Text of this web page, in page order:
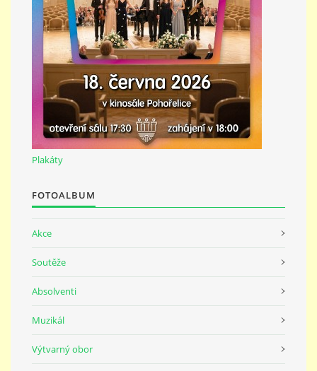
KONTAKTY
PŘÍMĚSTSKÝ TÁBOR
MISS VÝTVARNÝ MODEL
ZAMĚSTNÁNÍ
DOTACE
Plakáty
FOTOALBUM
Akce
Soutěže
Absolventi
Muzikál
Výtvarný obor